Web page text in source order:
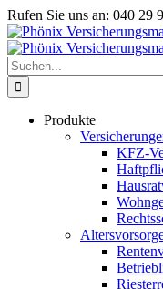
Skip
to
content
Rufen Sie uns an: 040 29
Suche
nach:
Produkte
KFZ-